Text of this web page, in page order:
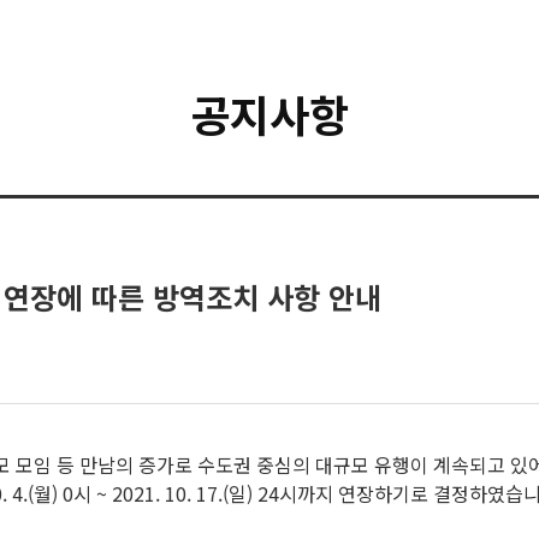
공지사항
장에 따른 방역조치 사항 안내
임 등 만남의 증가로 수도권 중심의 대규모 유행이 계속되고
월) 0시 ~ 2021. 10. 17.(일) 24시까지 연장하기로 결정하였습